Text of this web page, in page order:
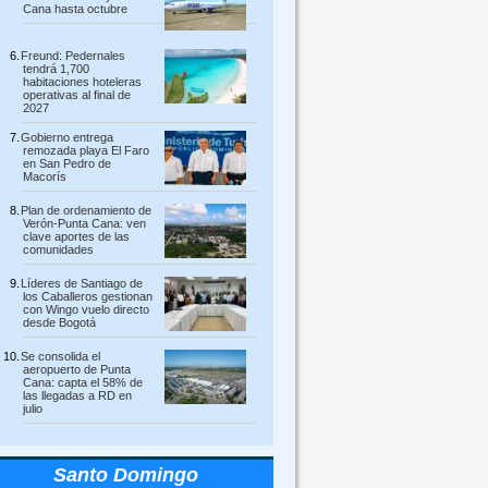
Cana hasta octubre
Freund: Pedernales
tendrá 1,700
habitaciones hoteleras
operativas al final de
2027
Gobierno entrega
remozada playa El Faro
en San Pedro de
Macorís
Plan de ordenamiento de
Verón-Punta Cana: ven
clave aportes de las
comunidades
Líderes de Santiago de
los Caballeros gestionan
con Wingo vuelo directo
desde Bogotá
Se consolida el
aeropuerto de Punta
Cana: capta el 58% de
las llegadas a RD en
julio
Santo Domingo